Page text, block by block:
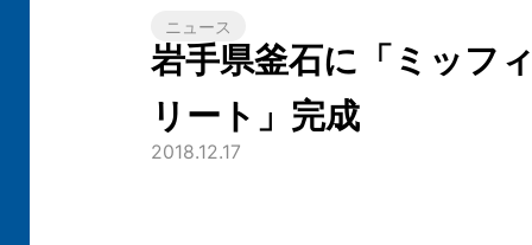
ニュース
岩手県釜石に「ミッフ
リート」完成
2018.12.17